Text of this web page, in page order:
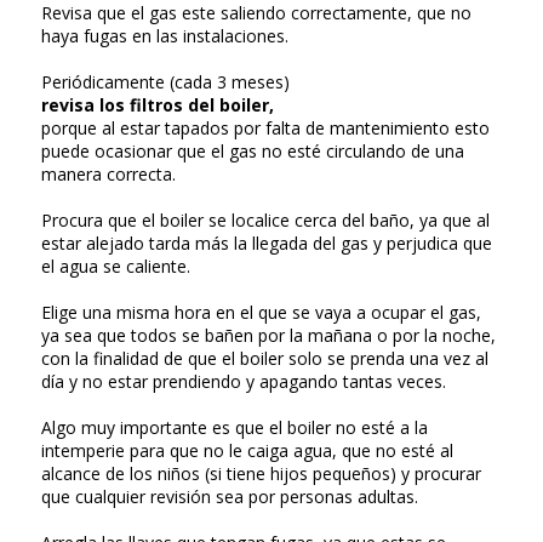
Revisa que el gas este saliendo correctamente, que no
haya fugas en las instalaciones.
Periódicamente (cada 3 meses)
revisa los filtros del boiler,
porque al estar tapados por falta de mantenimiento esto
puede ocasionar que el gas no esté circulando de una
manera correcta.
Procura que el boiler se localice cerca del baño, ya que al
estar alejado tarda más la llegada del gas y perjudica que
el agua se caliente.
Elige una misma hora en el que se vaya a ocupar el gas,
ya sea que todos se bañen por la mañana o por la noche,
con la finalidad de que el boiler solo se prenda una vez al
día y no estar prendiendo y apagando tantas veces.
Algo muy importante es que el boiler no esté a la
intemperie para que no le caiga agua, que no esté al
alcance de los niños (si tiene hijos pequeños) y procurar
que cualquier revisión sea por personas adultas.